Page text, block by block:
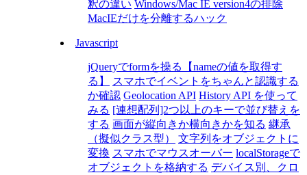
釈の違い Windows/Mac IE version4の排除
MacIEだけを分離するハック
Javascript
jQueryでformを操る【nameの値を取得す
る】
スマホでイベントをちゃんと認識する
か確認 Geolocation API History API を使って
みる [連想配列]2つ以上のキーで並び替えを
する 画面が縦向きか横向きかを知る 継承
（擬似クラス型）
文字列をオブジェクトに
変換 スマホでマウスオーバー localStorageで
オブジェクトを格納する デバイス別、クロ